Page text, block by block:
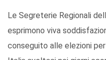
Le Segreterie Regionali
esprimono viva
conseguito alle elezioni